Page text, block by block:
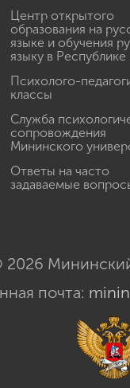
Центр открытого
образования на
языке и обучения
языку в
Психолого-
классы
Служба
сопровождения
Мининского
Ответы на часто
задаваемые
2026
почта: